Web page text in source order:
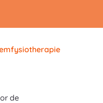
de